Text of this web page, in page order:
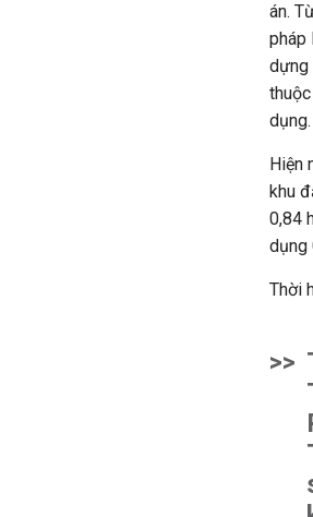
án.
pháp
dựng
dụng.
Hiện
khu
0,84
dụng
Thời
>>